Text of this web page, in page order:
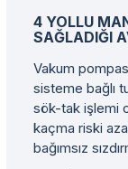
4 YOLLU
SAĞLADIĞI
Vakum
sisteme bağlı
sök-tak işlemi
kaçma riski
bağımsız